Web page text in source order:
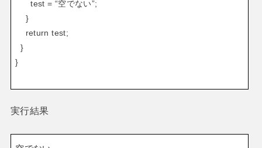
test = “空でない”;
}
return test;
}
}
実行結果